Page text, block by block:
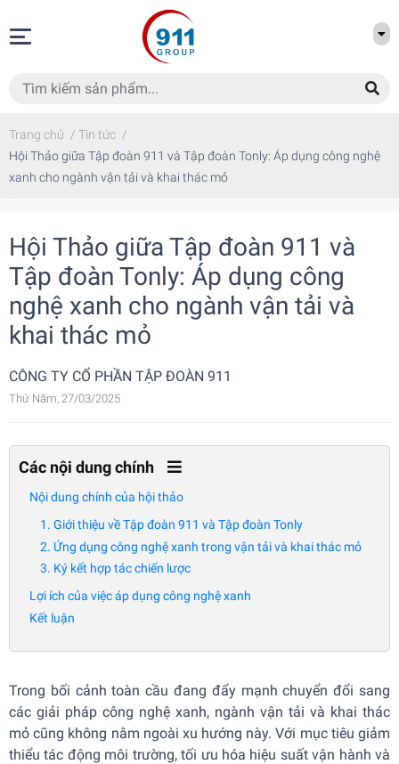
Trang chủ / Tin tức /
Hội Thảo giữa Tập đoàn 911 và Tập đoàn Tonly: Áp dụng công nghệ
xanh cho ngành vận tải và khai thác mỏ
Hội Thảo giữa Tập đoàn 911 và
Tập đoàn Tonly: Áp dụng công
nghệ xanh cho ngành vận tải và
khai thác mỏ
CÔNG TY CỔ PHẦN TẬP ĐOÀN 911
Thứ Năm, 27/03/2025
Các nội dung chính
Nội dung chính của hội thảo
1. Giới thiệu về Tập đoàn 911 và Tập đoàn Tonly
2. Ứng dụng công nghệ xanh trong vận tải và khai thác mỏ
3. Ký kết hợp tác chiến lược
Lợi ích của việc áp dụng công nghệ xanh
Kết luận
Trong bối cảnh toàn cầu đang đẩy mạnh chuyển đổi sang
các giải pháp công nghệ xanh, ngành vận tải và khai thác
mỏ cũng không nằm ngoài xu hướng này. Với mục tiêu giảm
thiểu tác động môi trường, tối ưu hóa hiệu suất vận hành và